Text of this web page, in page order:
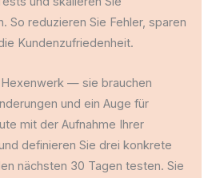
So reduzieren Sie Fehler, sparen
Kundenzufriedenheit.
— sie brauchen
und ein Auge für
mit der Aufnahme Ihrer
definieren Sie drei konkrete
nächsten 30 Tagen testen. Sie